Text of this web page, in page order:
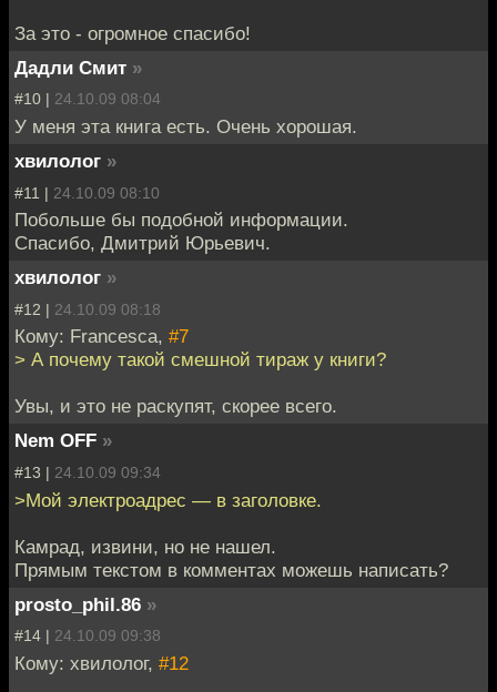
За это - огромное спасибо!
Дадли Смит »
#10 | 24.10.09 08:04
У меня эта книга есть. Очень хорошая.
хвилолог »
#11 | 24.10.09 08:10
Побольше бы подобной информации.
Спасибо, Дмитрий Юрьевич.
хвилолог »
#12 | 24.10.09 08:18
Кому: Francesca, #7
> А почему такой смешной тираж у книги?
Увы, и это не раскупят, скорее всего.
Nem OFF »
#13 | 24.10.09 09:34
>Мой электроадрес — в заголовке.
Камрад, извини, но не нашел.
Прямым текстом в комментах можешь написать?
prosto_phil.86 »
#14 | 24.10.09 09:38
Кому: хвилолог, #12